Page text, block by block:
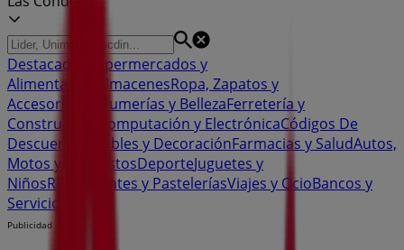
Destacados
Supermercados y
Alimentación
AlmacenesRopa, Zapatos y
Accesorios
Perfumerías y BellezaFerretería y
Construcción
Computación y ElectrónicaCódigos De
Descuento
Muebles y DecoraciónFarmacias y SaludAutos,
Motos y RepuestosDeporteJuguetes y
NiñosRestaurantes y PasteleríasViajes y OcioBancos y
Servicios
Publicidad